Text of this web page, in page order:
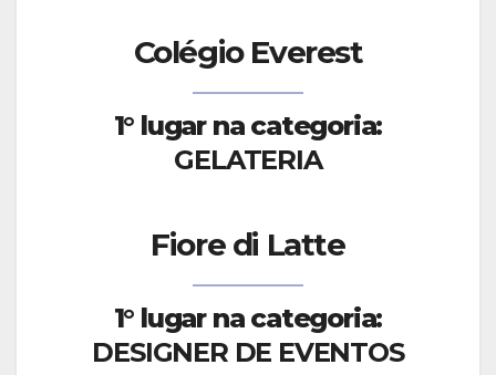
Colégio Everest
1° lugar na categoria:
GELATERIA
Fiore di Latte
1° lugar na categoria:
DESIGNER DE EVENTOS